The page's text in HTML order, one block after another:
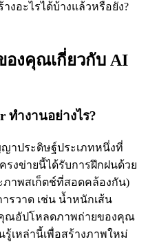
งอะไรได้บ้างแล้วหรือยัง?
องคุณเกี่ยวกับ AI
ทำงานอย่างไร?
ญญาประดิษฐ์ประเภทหนึ่งที่
รงข่ายนี้ได้รับการฝึกฝนด้วย
าพสเก็ตช์ที่สอดคล้องกัน)
รวาด เช่น น้ำหนักเส้น
คุณอัปโหลดภาพถ่ายของคุณ
รู้เหล่านี้เพื่อสร้างภาพใหม่